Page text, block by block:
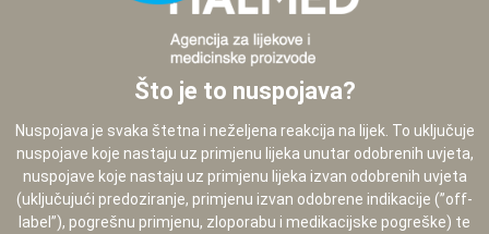
Što je to nuspojava?
Nuspojava je svaka štetna i neželjena reakcija na lijek. To uključuje
nuspojave koje nastaju uz primjenu lijeka unutar odobrenih uvjeta,
nuspojave koje nastaju uz primjenu lijeka izvan odobrenih uvjeta
(uključujući predoziranje, primjenu izvan odobrene indikacije (”off-
label”), pogrešnu primjenu, zloporabu i medikacijske pogreške) te